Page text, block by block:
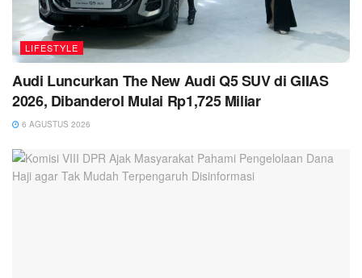
LIFESTYLE
Audi Luncurkan The New Audi Q5 SUV di GIIAS
2026, Dibanderol Mulai Rp1,725 Miliar
6 AGUSTUS 2026